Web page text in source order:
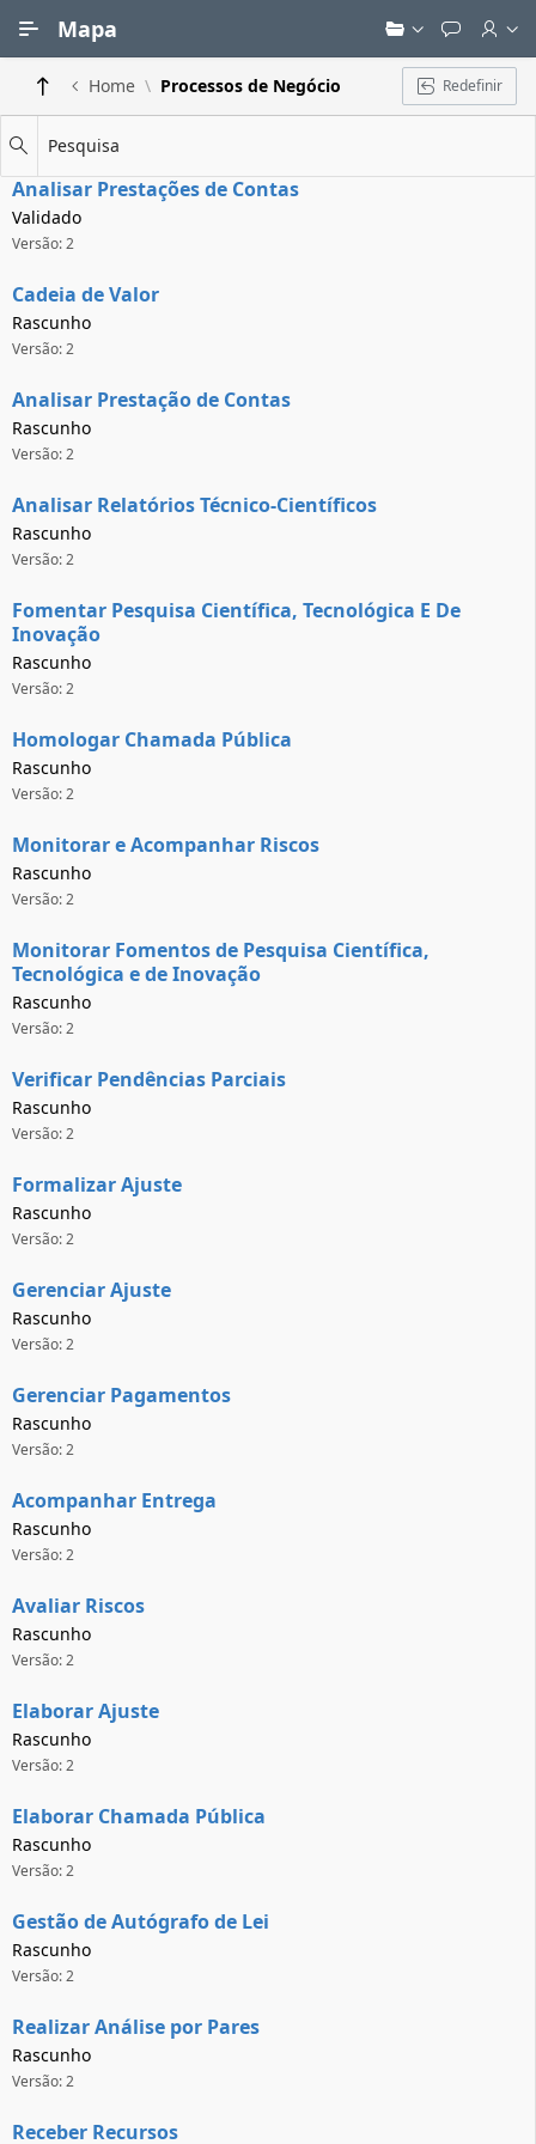
Mapa
Home Processos de Negócio Redefinir
Pesquisa
Analisar Prestações de Contas
Validado
Versão: 2
Cadeia de Valor
Rascunho
Versão: 2
Analisar Prestação de Contas
Rascunho
Versão: 2
Analisar Relatórios Técnico-Científicos
Rascunho
Versão: 2
Fomentar Pesquisa Científica, Tecnológica E De
Inovação
Rascunho
Versão: 2
Homologar Chamada Pública
Rascunho
Versão: 2
Monitorar e Acompanhar Riscos
Rascunho
Versão: 2
Monitorar Fomentos de Pesquisa Científica,
Tecnológica e de Inovação
Rascunho
Versão: 2
Verificar Pendências Parciais
Rascunho
Versão: 2
Formalizar Ajuste
Rascunho
Versão: 2
Gerenciar Ajuste
Rascunho
Versão: 2
Gerenciar Pagamentos
Rascunho
Versão: 2
Acompanhar Entrega
Rascunho
Versão: 2
Avaliar Riscos
Rascunho
Versão: 2
Elaborar Ajuste
Rascunho
Versão: 2
Elaborar Chamada Pública
Rascunho
Versão: 2
Gestão de Autógrafo de Lei
Rascunho
Versão: 2
Realizar Análise por Pares
Rascunho
Versão: 2
Receber Recursos